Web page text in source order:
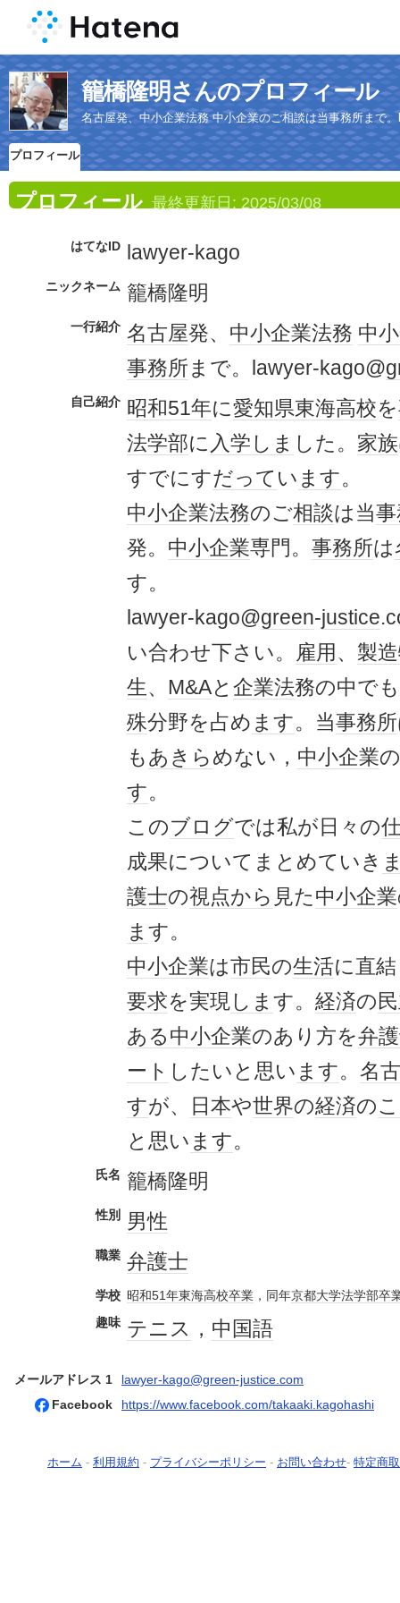
籠橋隆明さんのプロフィール
名古屋発、中小企業法務 中小企業のご相談は当事務所まで
プロフィール
プロフィール 最終更新日: 2025/03/08
はてなID lawyer-kago
ニックネーム 籠橋隆明
一行紹介 名古屋発、 中小企業法務 中
事務所まで。lawyer-kago@
自己紹介 昭和51年に愛知県東海高校を
法学部に 入学 しま した。 家族
すでにすだって い ます。
中小企業法務のご相談は当
発。 中小企業専門。 事務所は
す。
lawyer-kago@green-justice
い合わせ下さい。
雇用 、 製
生、 M&Aと 企業法務の中でも
殊分野を占め ます。当事務所
もあきらめない， 中小企業の
す。
このブログでは私が日々の
成果についてまとめていき
護士の視点から 見た中小企業
ま す。
中小企業は市民の生活に直
要求を実現しま す。 経済の
ある中小企業のあり方を弁
ート したいと思い ます。 名
すが、 日本や世界の経済の
と思い ます。
氏名 籠橋隆明
性別 男性
職業 弁護士
学校 昭和51年東海高校卒業 ，同年京都大学法学部卒
趣味 テニス ， 中国語
メールアドレス 1
lawyer-kago@green-justice.com
Facebook
https://www.facebook.com/takaaki.kagohashi
ホーム - 利用規約 - プライバシーポリシー - お問い合わせ- 特定商